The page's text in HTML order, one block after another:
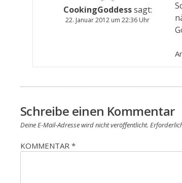
CookingGoddesssagt:
22. Januar 2012 um 22:36 Uhr
Schreibe einen Kommentar
Deine E-Mail-Adresse wird nicht veröffentlicht.
KOMMENTAR *